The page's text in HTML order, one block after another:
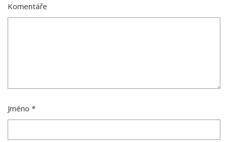
Komentáře
Jméno *